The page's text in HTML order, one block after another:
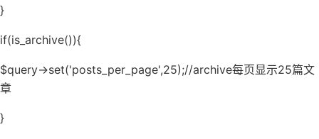
}
if(is_archive()){
$query->set('posts_per_page',25);//archive每页显示25篇文
章
}